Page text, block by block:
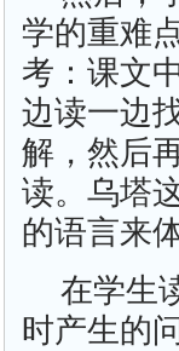
学的重难
考：课文
边读一边
解，然后
读。乌塔
的语言来
在学生
时产生的